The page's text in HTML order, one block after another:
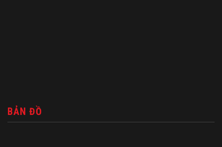
BẢN ĐỒ